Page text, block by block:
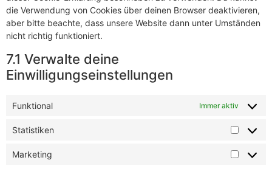
die Verwendung von Cookies über deinen Browser deaktivieren,
aber bitte beachte, dass unsere Website dann unter Umständen
nicht richtig funktioniert.
7.1 Verwalte deine
Einwilligungseinstellungen
Funktional Immer aktiv
Statistiken
Marketing